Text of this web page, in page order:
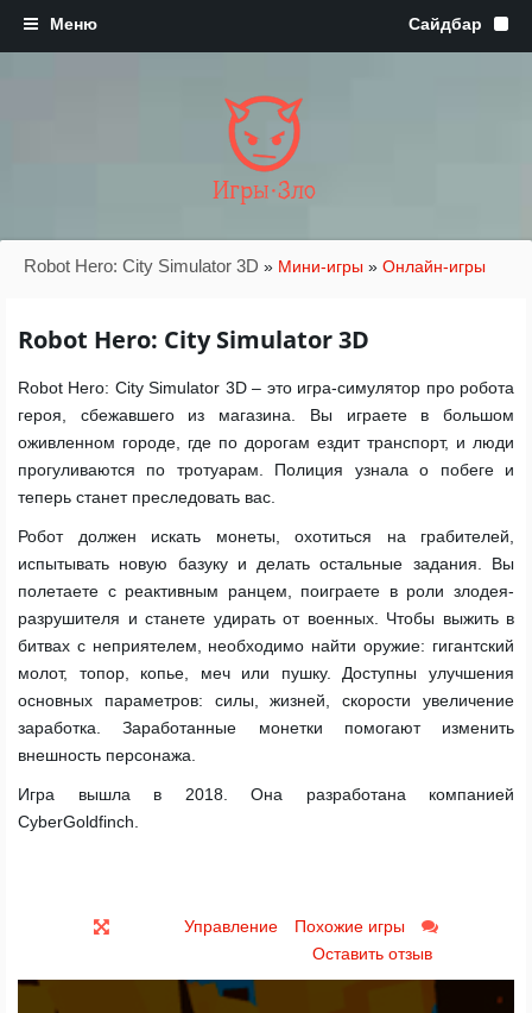
Игры·Зло
Robot Hero: City Simulator 3D » Мини-игры » Онлайн-игры
Robot Hero: City Simulator 3D
Robot Hero: City Simulator 3D – это игра-симулятор про робота
героя, сбежавшего из магазина. Вы играете в большом
оживленном городе, где по дорогам ездит транспорт, и люди
прогуливаются по тротуарам. Полиция узнала о побеге и
теперь станет преследовать вас.
Робот должен искать монеты, охотиться на грабителей,
испытывать новую базуку и делать остальные задания. Вы
полетаете с реактивным ранцем, поиграете в роли злодея-
разрушителя и станете удирать от военных. Чтобы выжить в
битвах с неприятелем, необходимо найти оружие: гигантский
молот, топор, копье, меч или пушку. Доступны улучшения
основных параметров: силы, жизней, скорости увеличение
заработка. Заработанные монетки помогают изменить
внешность персонажа.
Игра вышла в 2018. Она разработана компанией
CyberGoldfinch.
Управление
Похожие игры
Оставить отзыв